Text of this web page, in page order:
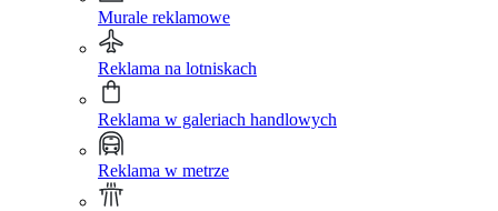
Murale reklamowe
Reklama na lotniskach
Reklama w galeriach handlowych
Reklama w metrze